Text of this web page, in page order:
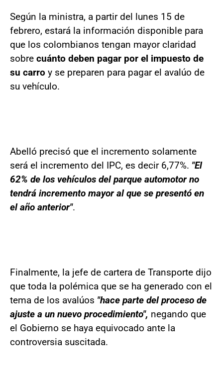
Según la ministra, a partir del lunes 15 de
febrero, estará la información disponible para
que los colombianos tengan mayor claridad
sobre cuánto deben pagar por el impuesto de
su carro y se preparen para pagar el avalúo de
su vehículo.
Abelló precisó que el incremento solamente
será el incremento del IPC, es decir 6,77%. "El
62% de los vehículos del parque automotor no
tendrá incremento mayor al que se presentó en
el año anterior".
Finalmente, la jefe de cartera de Transporte dijo
que toda la polémica que se ha generado con el
tema de los avalúos "hace parte del proceso de
ajuste a un nuevo procedimiento", negando que
el Gobierno se haya equivocado ante la
controversia suscitada.